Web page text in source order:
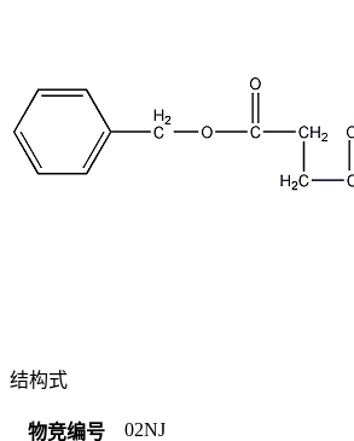
结构式
物竞编号
02NJ